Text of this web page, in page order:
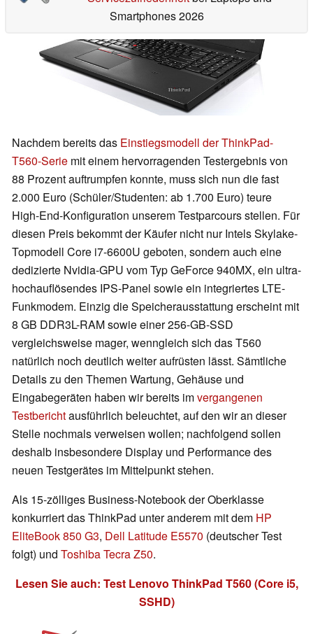
Smartphones 2026
Nachdem bereits das Einstiegsmodell der ThinkPad-
T560-Serie mit einem hervorragenden Testergebnis von
88 Prozent auftrumpfen konnte, muss sich nun die fast
2.000 Euro (Schüler/Studenten: ab 1.700 Euro) teure
High-End-Konfiguration unserem Testparcours stellen. Für
diesen Preis bekommt der Käufer nicht nur Intels Skylake-
Topmodell Core i7-6600U geboten, sondern auch eine
dedizierte Nvidia-GPU vom Typ GeForce 940MX, ein ultra-
hochauflösendes IPS-Panel sowie ein integriertes LTE-
Funkmodem. Einzig die Speicherausstattung erscheint mit
8 GB DDR3L-RAM sowie einer 256-GB-SSD
vergleichsweise mager, wenngleich sich das T560
natürlich noch deutlich weiter aufrüsten lässt. Sämtliche
Details zu den Themen Wartung, Gehäuse und
Eingabegeräten haben wir bereits imvergangenen
Testberichtausführlich beleuchtet, auf den wir an dieser
Stelle nochmals verweisen wollen; nachfolgend sollen
deshalb insbesondere Display und Performance des
neuen Testgerätes im Mittelpunkt stehen.
Als 15-zölliges Business-Notebook der Oberklasse
konkurriert das ThinkPad unter anderem mit dem HP
EliteBook 850 G3, Dell Latitude E5570 (deutscher Test
folgt) und Toshiba Tecra Z50.
Lesen Sie auch: Test Lenovo ThinkPad T560 (Core i5,
SSHD)